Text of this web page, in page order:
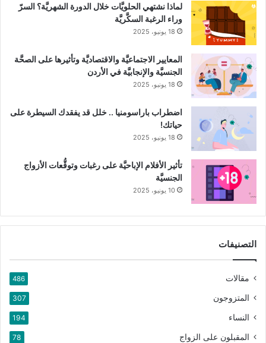
لماذا نشتهي الحلويَّات خلال الدورة الشهريَّة؟ السرّ
وراء الرغبة السكَّريَّة
18 يونيو، 2025
المعايير الاجتماعيَّة والاقتصاديَّة وتأثيرها على الصحَّة
الجنسيَّة والإنجابيَّة في الأردن
18 يونيو، 2025
اضطراب باراسومنيا .. خلل قد يفقدك السيطرة على
حياتك!
18 يونيو، 2025
تأثير الأفلام الإباحيَّة على رغبات وتوقُّعات الأزواج
الجنسيَّة
10 يونيو، 2025
التصنيفات
مقالات 486
المتزوجون 307
النساء 194
المقبلون على الزواج 78